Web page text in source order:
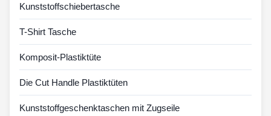
Kunststoffschiebertasche
T-Shirt Tasche
Komposit-Plastiktüte
Die Cut Handle Plastiktüten
Kunststoffgeschenktaschen mit Zugseile